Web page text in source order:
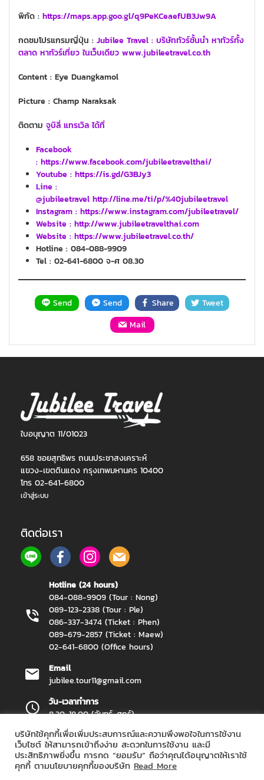
พิกัด : https://maps.app.goo.gl/q9PeKCeaefUB3Jw9A
กดชมโปรแกรมญี่ปุ่น : Jubilee Travel : บริษัททัวร์ชั้นนำ หาทัวร์ทั้ง
ตลาด หาทัวร์เที่ยว ในเว็บเดียว www.jubileetravel.co.th
Content : Eye Duangkamol
Picture : Champ Naraksak
ติดตาม จูบิลี่ แทรเวิล ได้ที่
Facebook
: https://www.facebook.com/jubileetravelthai/
Youtube : https://is.gd/G3BJy3
Line :
@jubileetravel http://line.me/ti/p/%40jubileetravel
Instagram : https://www.instagram.com/jubileetravel/
Website : http://www.jubileetravelthai.com
Website : https://www.jubileetravel.co.th/
Hotline : 084-088-9909
Tel : 02-641-6800 จ-ศ 08.30
Send Send Share
Tweet
Mail
ใบอนุญาต 11/01023
658 ซอยสุทธิพร ถนนประชาสงเคราะห์
แขวง-เขตดินแดง กรุงเทพมหานคร 10400
โทร 02-641-6800
เข้าสู่ระบบ
ติดต่อเรา
Hotline (24 hours)
084-088-9909 (Tour : Nong)
089-123-2338 (Tour : Ple)
086-337-3474 (Ticket : Phen)
089-679-2857 (Ticket : Maew)
02-641-6800 (Office hours)
Email
jubilee.tour11@gmail.com
วัน-เวลาทำการ
8.30-18.00 (จันทร์-ศุกร์)
Jubilee Travel Copyright 2026.All Rights Reserved.
บริษัทใช้คุกกี้เพื่อเพิ่มประสบการณ์และความพึงพอใจในการใช้งาน
เว็บไซต์ ให้สามารถเข้าถึงง่าย สะดวกในการใช้งาน และมี
ประสิทธิภาพยิ่งขึ้น การกด “ยอมรับ” ถือว่าคุณได้อนุญาตให้เราใช้
คุกกี้ ตามนโยบายคุกกี้ของบริษัท Read More